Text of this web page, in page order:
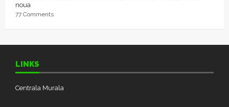
noua
77 Comments
LINKS
Centrala Murala